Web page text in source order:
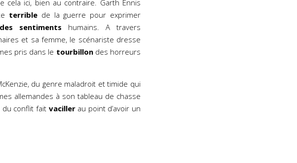
cela ici, bien au contraire. Garth Ennis
terrible de la guerre pour exprimer
sentiments humains. A travers
et sa femme, le scénariste dresse
pris dans le tourbillondes horreurs
du genre maladroit et timide qui
allemandes à son tableau de chasse
du conflit fait vacillerau point d’avoir un